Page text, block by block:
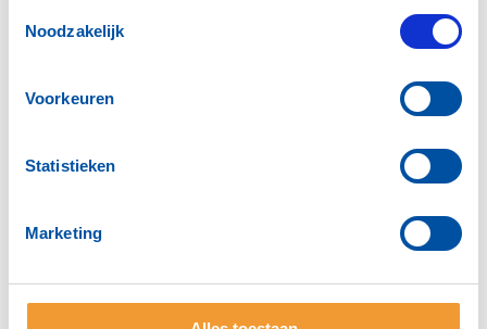
Noodzakelijk
Voorkeuren
Statistieken
Marketing
Rotary Golfdag Lauswolt